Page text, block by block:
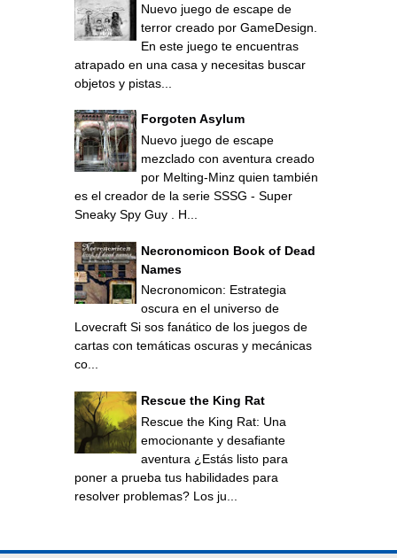
Nuevo juego de escape de
terror creado por GameDesign.
En este juego te encuentras
atrapado en una casa y necesitas buscar
objetos y pistas...
Forgoten Asylum
Nuevo juego de escape
mezclado con aventura creado
por Melting-Minz quien también
es el creador de la serie SSSG - Super
Sneaky Spy Guy . H...
Necronomicon Book of Dead
Names
Necronomicon: Estrategia
oscura en el universo de
Lovecraft Si sos fanático de los juegos de
cartas con temáticas oscuras y mecánicas
co...
Rescue the King Rat
Rescue the King Rat: Una
emocionante y desafiante
aventura ¿Estás listo para
poner a prueba tus habilidades para
resolver problemas? Los ju...